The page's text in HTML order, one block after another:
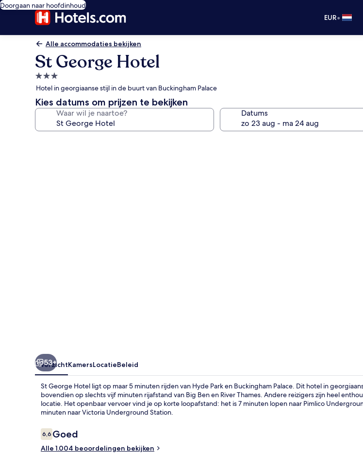
Doorgaan naar hoofdinhoud
EUR•
Alle accommodaties bekijken
St George Hotel
3.0-
sterrenaccommodatie
Hotel in georgiaanse stijl in de buurt van Buckingham Palace
Kies datums om prijzen te bekijken
Waar wil je naartoe? Datums
53+
OverzichtKamersLocatieBeleid
St George Hotel ligt op maar 5 minuten rijden van Hyde Park en Buckingham Palace. Dit hotel in
bovendien op slechts vijf minuten rijafstand van Big Ben en River Thames. Andere reizigers zijn heel
locatie. Het openbaar vervoer vind je op korte loopafstand: het is 7 minuten lopen naar Pimlico
minuten naar Victoria Underground Station.
Beoordelingen
6,66,6 op 10 –
Goed
Alle 1.004 beoordelingen bekijken